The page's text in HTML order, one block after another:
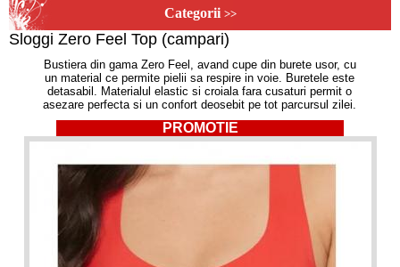
Categorii >>
Sloggi Zero Feel Top (campari)
Bustiera din gama Zero Feel, avand cupe din burete usor, cu
un material ce permite pielii sa respire in voie. Buretele este
detasabil. Materialul elastic si croiala fara cusaturi permit o
asezare perfecta si un confort deosebit pe tot parcursul zilei.
PROMOTIE